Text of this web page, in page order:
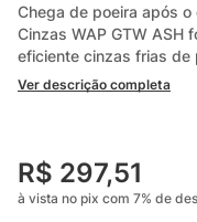
Chega de poeira após
Cinzas WAP GTW ASH
eficiente cinzas frias de
fogões a lenha. Com
Fazer a limpeza de
ficou no passado. Com
bicos canto e curvo,
Ver descrição completa
R$ 297,51
à vista no pix com 7% de